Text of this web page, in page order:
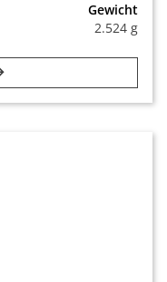
Gewicht
2.524 g